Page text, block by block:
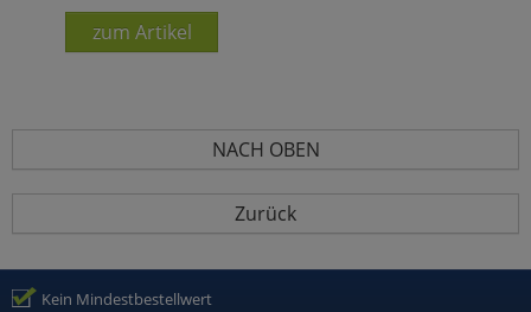
zum Artikel
NACH OBEN
Zurück
Kein Mindestbestellwert